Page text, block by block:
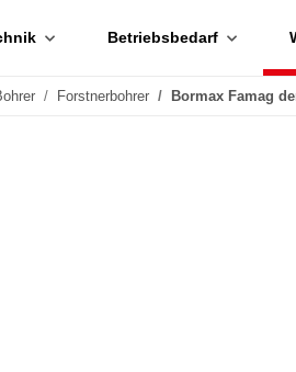
Betriebsbedarf
Forstnerbohrer Bormax Famag